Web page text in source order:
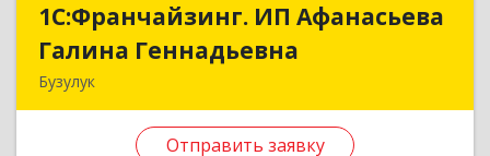
1С:Франчайзинг. ИП Афанасьева
Галина Геннадьевна
Бузулук
Отправить заявку
1С:Франчайзинг. ИП Афанасьева
Галина Геннадьевна
Бузулук г, Куйбышева ул, дом № 59